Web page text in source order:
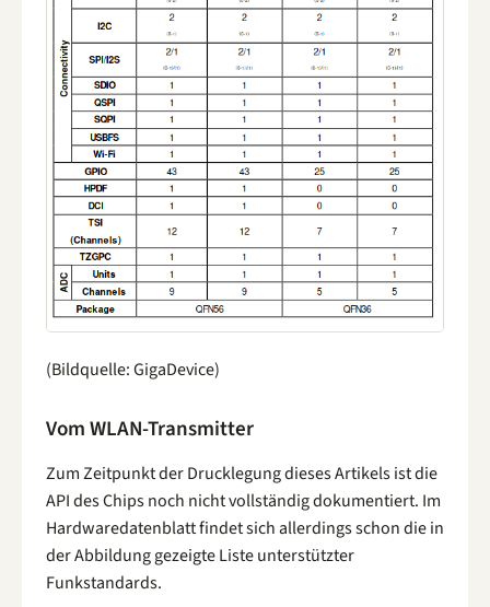
(Bildquelle: GigaDevice)
Vom WLAN-Transmitter
Zum Zeitpunkt der Drucklegung dieses Artikels ist die
API des Chips noch nicht vollständig dokumentiert. Im
Hardwaredatenblatt findet sich allerdings schon die in
der Abbildung gezeigte Liste unterstützter
Funkstandards.